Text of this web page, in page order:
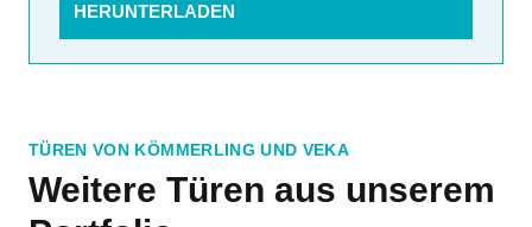
HERUNTERLADEN
TÜREN VON KÖMMERLING UND VEKA
Weitere Türen aus unserem